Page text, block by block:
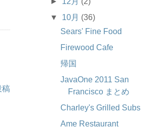
稿
▼ 10月 (36)
Sears' Fine Food
Firewood Cafe
帰国
JavaOne 2011 San
Francisco まとめ
Charley's Grilled Subs
Ame Restaurant